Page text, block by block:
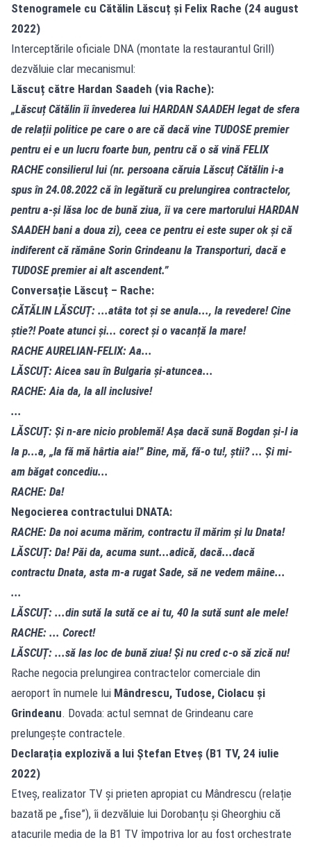
Stenogramele cu Cătălin Lăscuț și Felix Rache (24 august
2022)
Interceptările oficiale DNA (montate la restaurantul Grill)
dezvăluie clar mecanismul:
Lăscuț către Hardan Saadeh (via Rache):
„Lăscuț Cătălin îi învederea lui HARDAN SAADEH legat de sfera
de relații politice pe care o are că dacă vine TUDOSE premier
pentru ei e un lucru foarte bun, pentru că o să vină FELIX
RACHE consilierul lui (nr. persoana căruia Lăscuț Cătălin i-a
spus în 24.08.2022 că în legătură cu prelungirea contractelor,
pentru a-și lăsa loc de bună ziua, îi va cere martorului HARDAN
SAADEH bani a doua zi), ceea ce pentru ei este super ok și că
indiferent că rămâne Sorin Grindeanu la Transporturi, dacă e
TUDOSE premier ai alt ascendent.”
Conversație Lăscuț – Rache:
CĂTĂLIN LĂSCUȚ: ...atâta tot și se anula..., la revedere! Cine
știe?! Poate atunci și... corect și o vacanță la mare!
RACHE AURELIAN-FELIX: Aa...
LĂSCUȚ: Aicea sau în Bulgaria și-atuncea...
RACHE: Aia da, la all inclusive!
...
LĂSCUȚ: Și n-are nicio problemă! Așa dacă sună Bogdan și-l ia
la p...a, „Ia fă mă hârtia aia!” Bine, mă, fă-o tu!, știi? ... Și mi-
am băgat concediu...
RACHE: Da!
Negocierea contractului DNATA:
RACHE: Da noi acuma mărim, contractu îl mărim și lu Dnata!
LĂSCUȚ: Da! Păi da, acuma sunt...adică, dacă...dacă
contractu Dnata, asta m-a rugat Sade, să ne vedem mâine...
...
LĂSCUȚ: ...din sută la sută ce ai tu, 40 la sută sunt ale mele!
RACHE: ... Corect!
LĂSCUȚ: ...să las loc de bună ziua! Și nu cred c-o să zică nu!
Rache negocia prelungirea contractelor comerciale din
aeroport în numele lui Mândrescu, Tudose, Ciolacu și
Grindeanu. Dovada: actul semnat de Grindeanu care
prelungește contractele.
Declarația explozivă a lui Ștefan Etveș (B1 TV, 24 iulie
2022)
Etveș, realizator TV și prieten apropiat cu Mândrescu (relație
bazată pe „fise”), îi dezvăluie lui Dorobanțu și Gheorghiu că
atacurile media de la B1 TV împotriva lor au fost orchestrate